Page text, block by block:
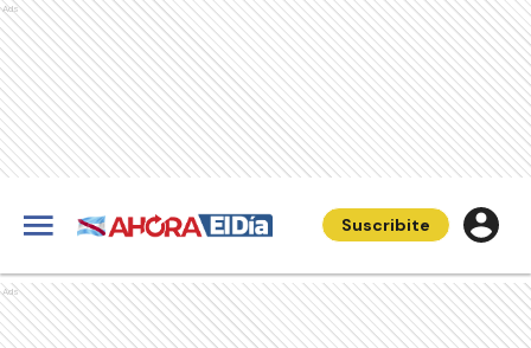
Ads
Suscribite
Ads